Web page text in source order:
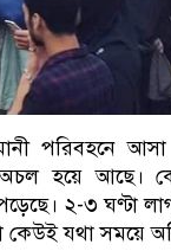
পরিবহনে
হয়ে আছে।
২-৩ ঘণ্টা
কেউই যথা সময়ে